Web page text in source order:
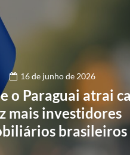
16 de junho de 2026
o Paraguai atrai
mais investidores
brasileiros